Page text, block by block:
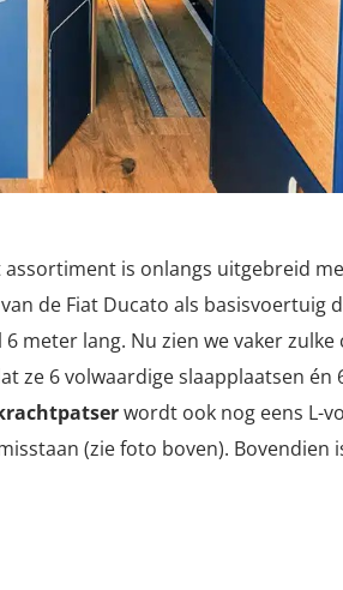
is onlangs uitgebreid
van de Fiat Ducato als basisvoertuig
meter lang. Nu zien we vaker zulke
ze 6 volwaardige slaapplaatsen én
wordt ook nog eens L-
(zie foto boven). Bovendien